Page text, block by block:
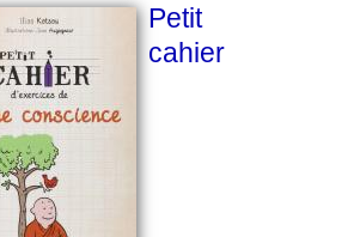
Petit
cahier